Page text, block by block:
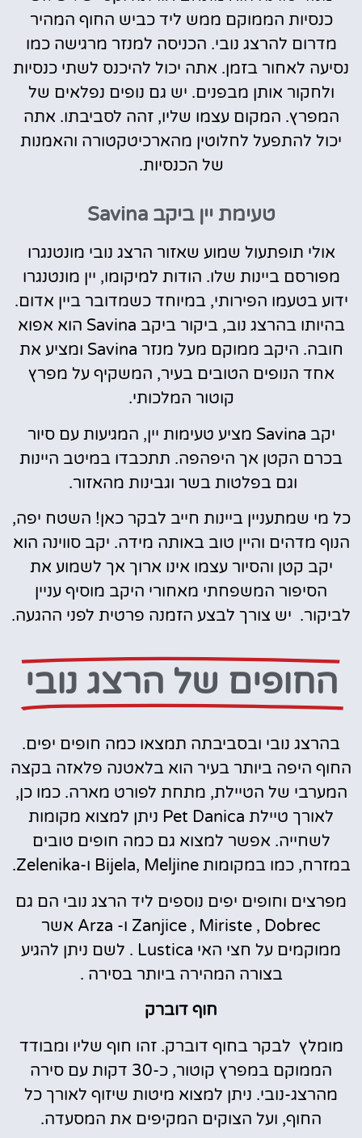
כנסיות הממוקם ממש ליד כביש החוף המהיר
מדרום להרצג נובי. הכניסה למנזר מרגישה כמו
נסיעה לאחור בזמן. אתה יכול להיכנס לשתי כנסיות
ולחקור אותן מבפנים. יש גם נופים נפלאים של
המפרץ. המקום עצמו שליו, זהה לסביבתו. אתה
יכול להתפעל לחלוטין מהארכיטקטורה והאמנות
של הכנסיות.
טעימת יין ביקב Savina
אולי תופתעול שמוע שאזור הרצג נובי מונטנגרו
מפורסם ביינות שלו. הודות למיקומו, יין מונטנגרו
ידוע בטעמו הפירותי, במיוחד כשמדובר ביין אדום.
בהיותו בהרצג נוב, ביקור ביקב Savina הוא אפוא
חובה. היקב ממוקם מעל מנזר Savina ומציע את
אחד הנופים הטובים בעיר, המשקיף על מפרץ
קוטור המלכותי.
יקב Savina מציע טעימות יין, המגיעות עם סיור
בכרם הקטן אך היפהפה. תתכבדו במיטב היינות
וגם בפלטות בשר וגבינות מהאזור.
כל מי שמתעניין ביינות חייב לבקר כאן! השטח יפה,
הנוף מדהים והיין טוב באותה מידה. יקב סווינה הוא
יקב קטן והסיור עצמו אינו ארוך אך לשמוע את
הסיפור המשפחתי מאחורי היקב מוסיף עניין
לביקור. יש צורך לבצע הזמנה פרטית לפני ההגעה.
החופים של הרצג נובי
בהרצג נובי ובסביבתה תמצאו כמה חופים יפים.
החוף היפה ביותר בעיר הוא בלאטנה פלאזה בקצה
המערבי של הטיילת, מתחת לפורט מארה. כמו כן,
לאורך טיילת Pet Danica ניתן למצוא מקומות
לשחייה. אפשר למצוא גם כמה חופים טובים
במזרח, כמו במקומות Bijela, Meljine ו-Zelenika.
מפרצים וחופים יפים נוספים ליד הרצג נובי הם גם
Zanjice , Miriste , Dobrec ו- Arza אשר
ממוקמים על חצי האי Lustica . לשם ניתן להגיע
בצורה המהירה ביותר בסירה .
חוף דוברק
מומלץ לבקר בחוף דוברק. זהו חוף שליו ומבודד
הממוקם במפרץ קוטור, כ-30 דקות עם סירה
מהרצג-נובי. ניתן למצוא מיטות שיזוף לאורך כל
החוף, ועל הצוקים המקיפים את המסעדה.